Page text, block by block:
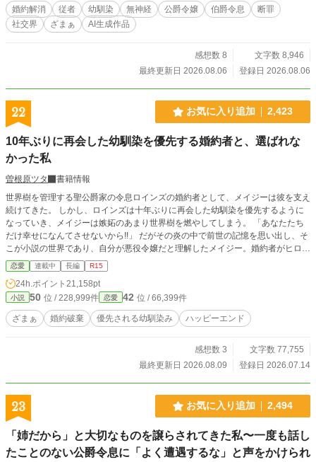
婚約解消 従者 幼馴染 無神経 公爵令嬢 伯爵令息
断罪
社交界
ざまぁ AI生成作品
感想数 8
文字数 8,946
最終更新日 2026.08.06
登録日 2026.08.06
22 お気に入り追加 2,423
10年ぶりに再会した幼馴染を優先する婚約者と、選ばれな
かった私
曽根原ツタ
書籍情報
世界樹を管理する聖公爵家の令息ロインズの婚約者として、メイジーは彼を支え
続けてきた。 しかし、ロインズは十年ぶりに再会した幼馴染を優先するように
なっていき、メイジーは嫉妬のあまり世界樹を燃やしてしまう。 「あなたたち
だけ幸せになんてさせないから!!」 だがその炎の中で前世の記憶を思い出し、そ
こが小説の世界であり、自分が悪役令嬢だと理解したメイジー。婚約者がヒロイ
ンに出会って恋をする未来は決まっている。 だから、ロインズの愛を求めず新
たな幸せを探すことを決意したのだった。 ――婚約者様、さようなら。好きな
人とお幸せに。
恋愛 連載中 長編 R15
24h.ポイント 21,158pt
小説 50 位 / 228,999件 恋愛 42 位 / 66,399件
ざまぁ 婚約破棄 優先される幼馴染み ハッピーエンド
感想数 3
文字数 77,755
最終更新日 2026.08.09
登録日 2026.07.14
23 お気に入り追加 2,494
「姉だから」と大切なものを譲らされてきた私〜一度も話し
たことのない公爵令息に「よく遭遇するな」と声をかけられ